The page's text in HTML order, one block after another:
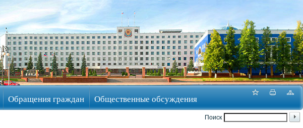
Обращения граждан Общественные обсуждения
Поиск